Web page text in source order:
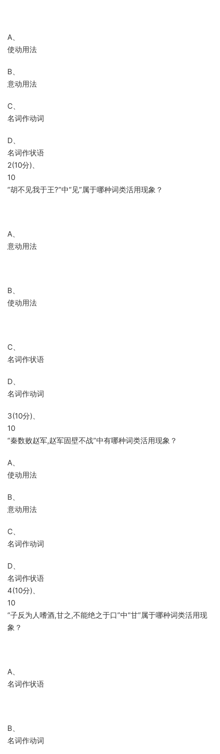
A、
使动用法
B、
意动用法
C、
名词作动词
D、
名词作状语
2(10分)、
10
“胡不见我于王?”中“见”属于哪种词类活用现象？
A、
意动用法
B、
使动用法
C、
名词作状语
D、
名词作动词
3(10分)、
10
“秦数败赵军,赵军固壁不战”中有哪种词类活用现象？
A、
使动用法
B、
意动用法
C、
名词作动词
D、
名词作状语
4(10分)、
10
“子反为人嗜酒,甘之,不能绝之于口”中“甘”属于哪种词类活用现
象？
A、
名词作状语
B、
名词作动词